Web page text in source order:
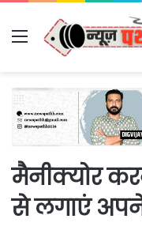
Menu
मैनीक्योर
से लगाएं